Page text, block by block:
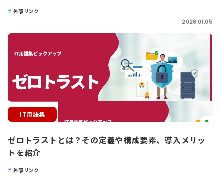
外部リンク
2026.01.05
IT用語集
ゼロトラストとは？その定義や構成要素、導入メリッ
トを紹介
外部リンク